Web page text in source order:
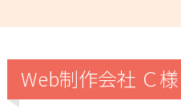
Web制作会社 Ｃ様